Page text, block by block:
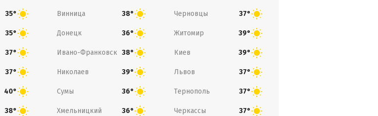
35° Винница 38° Черновцы 37°
35° Донецк 36° Житомир 39°
37° Ивано-Франковск 38° Киев 39°
37° Николаев 39° Львов 37°
40° Сумы 36° Тернополь 37°
38° Хмельницкий 36° Черкассы 37°